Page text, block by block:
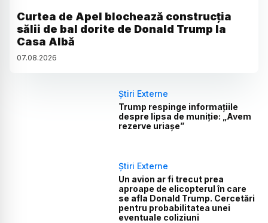
Curtea de Apel blochează construcția
sălii de bal dorite de Donald Trump la
Casa Albă
07.08.2026
Știri Externe
Trump respinge informațiile
despre lipsa de muniție: „Avem
rezerve uriașe”
Știri Externe
Un avion ar fi trecut prea
aproape de elicopterul în care
se afla Donald Trump. Cercetări
pentru probabilitatea unei
eventuale coliziuni